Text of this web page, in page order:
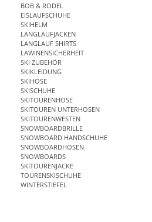
BOB & RODEL
EISLAUFSCHUHE
SKIHELM
LANGLAUFJACKEN
LANGLAUF SHIRTS
LAWINENSICHERHEIT
SKI ZUBEHÖR
SKIKLEIDUNG
SKIHOSE
SKISCHUHE
SKITOURENHOSE
SKITOUREN UNTERHOSEN
SKITOURENWESTEN
SNOWBOARDBRILLE
SNOWBOARD HANDSCHUHE
SNOWBOARDHOSEN
SNOWBOARDS
SKITOURENJACKE
TOURENSKISCHUHE
WINTERSTIEFEL